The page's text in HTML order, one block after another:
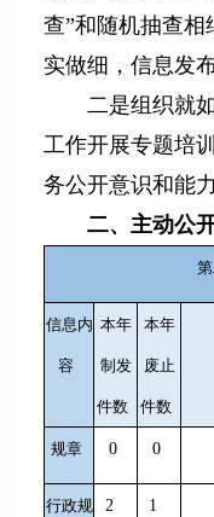
查”和随机抽查
实做细，信息发
二是组织就如
工作开展专题培
务公开意识和能
二、主动公
信息内
容
本年
制发
件数
本年
废止
件数
规章 0 0
行政规 2 1